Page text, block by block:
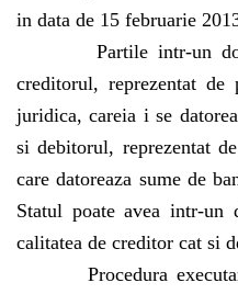
in data de 15 februarie
Partile intr-un dosar
creditorul, reprezentat de
juridica, careia i se
si debitorul, reprezentat
care datoreaza sume de
Statul poate avea intr-un
calitatea de creditor cat si
Procedura executarii